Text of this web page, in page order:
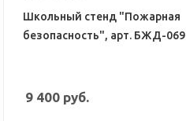
Школьный стенд "Пожарная
безопасность", арт. БЖД-069
9 400руб.